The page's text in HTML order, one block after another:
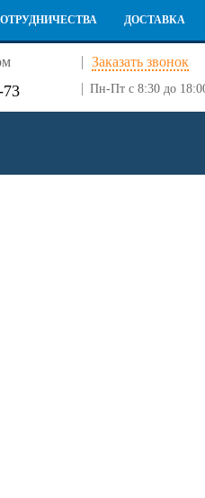
ДОСТАВКА
Заказать звонок
73 Пн-Пт с 8:30 до